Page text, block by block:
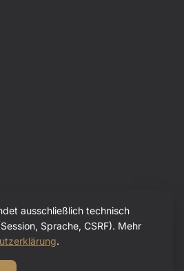
by Schierhuber. Alle Rechte
ausschließlich technisch
Sprache, CSRF). Mehr
.